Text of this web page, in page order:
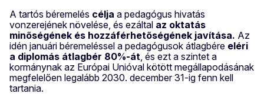
A tartós béremelés célja a pedagógus hivatás
vonzerejének növelése, és ezáltal az oktatás
minőségének és hozzáférhetőségének javítása. Az
idén januári béremeléssel a pedagógusok átlagbére eléri
a diplomás átlagbér 80%-át, és ezt a szintet a
kormánynak az Európai Unióval kötött megállapodásának
megfelelően legalább 2030. december 31-ig fenn kell
tartania.